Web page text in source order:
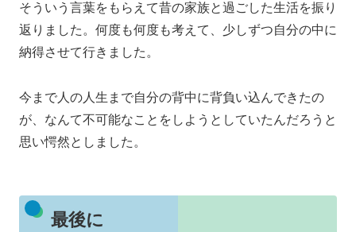
そういう言葉をもらえて昔の家族と過ごした生活を振り
返りました。何度も何度も考えて、少しずつ自分の中に
納得させて行きました。
今まで人の人生まで自分の背中に背負い込んできたの
が、なんて不可能なことをしようとしていたんだろうと
思い愕然としました。
最後に